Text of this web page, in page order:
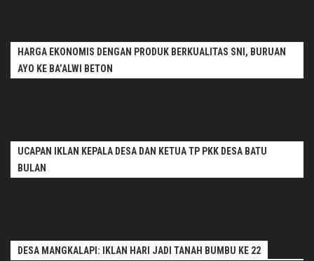
HARGA EKONOMIS DENGAN PRODUK BERKUALITAS SNI, BURUAN
AYO KE BA’ALWI BETON
UCAPAN IKLAN KEPALA DESA DAN KETUA TP PKK DESA BATU
BULAN
DESA MANGKALAPI: IKLAN HARI JADI TANAH BUMBU KE 22